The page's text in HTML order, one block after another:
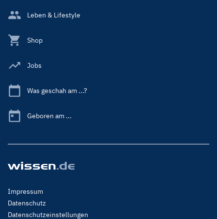
Leben & Lifestyle
Shop
Jobs
Was geschah am ...?
Geboren am ...
Footer
Menu
Legal
Impressum
Datenschutz
Datenschutzeinstellungen